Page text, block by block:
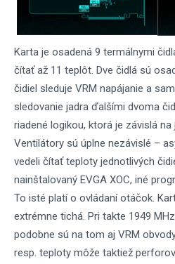
Karta je osadená 9 termálnymi
čítať až 11 teplôt. Dve čidlá sú
čidiel sleduje VRM napájanie a
sledovanie jadra ďalšími dvoma
riadené logikou, ktorá je závislá
Ventilátory sú úplne nezávislé –
vedeli čítať teploty jednotlivých
nainštalovaný EVGA XOC, iné
To isté platí o ovládaní otáčok.
extrémne tichá. Pri takte 1949
podobne sú na tom aj VRM
resp. teploty môže taktiež